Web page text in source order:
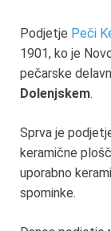
Podjetje Peči
1901, ko je
pečarske
Dolenjskem.
Sprva je
keramične
uporabno
spominke.